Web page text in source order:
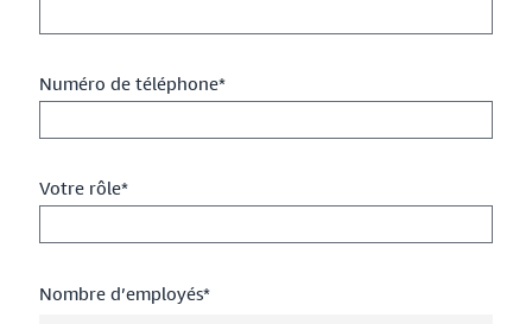
Numéro de téléphone*
Votre rôle*
Nombre d’employés*